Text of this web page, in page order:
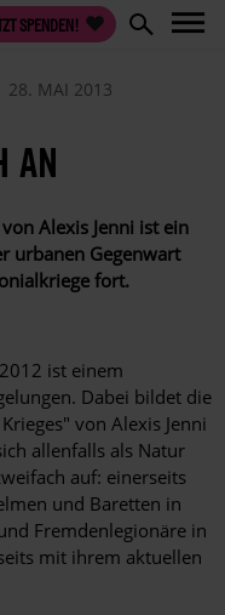
SPENDEN!
28. MAI 2013
AN
Alexis Jenni ist ein
urbanen Gegenwart
fort.
ist einem
Dabei bildet die
von Alexis Jenni
allenfalls als Natur
auf: einerseits
und Baretten in
Fremdenlegionäre in
mit ihrem aktuellen